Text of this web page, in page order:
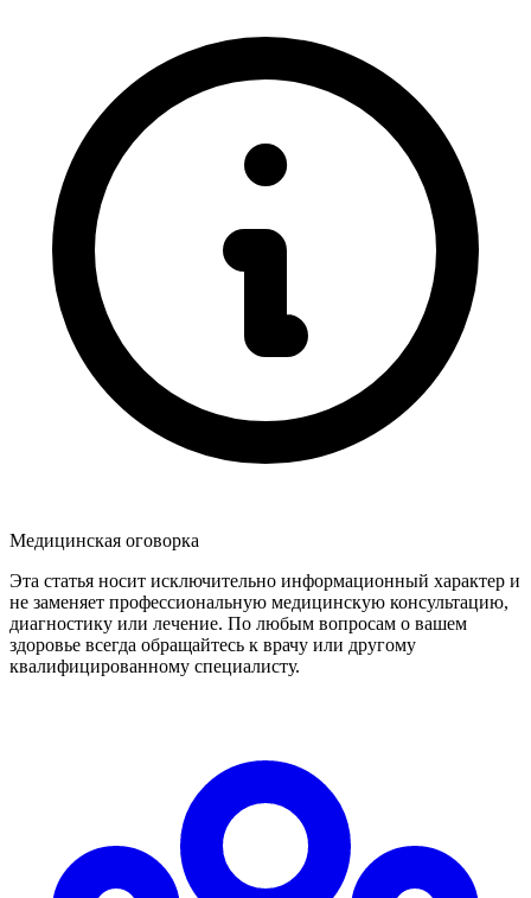
Медицинская оговорка
Эта статья носит исключительно информационный характер и
не заменяет профессиональную медицинскую консультацию,
диагностику или лечение. По любым вопросам о вашем
здоровье всегда обращайтесь к врачу или другому
квалифицированному специалисту.